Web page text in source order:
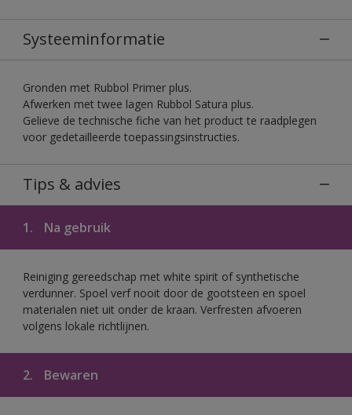
Systeeminformatie
Gronden met Rubbol Primer plus.
Afwerken met twee lagen Rubbol Satura plus.
Gelieve de technische fiche van het product te raadplegen
voor gedetailleerde toepassingsinstructies.
Tips & advies
1. Na gebruik
Reiniging gereedschap met white spirit of synthetische
verdunner. Spoel verf nooit door de gootsteen en spoel
materialen niet uit onder de kraan. Verfresten afvoeren
volgens lokale richtlijnen.
2. Bewaren